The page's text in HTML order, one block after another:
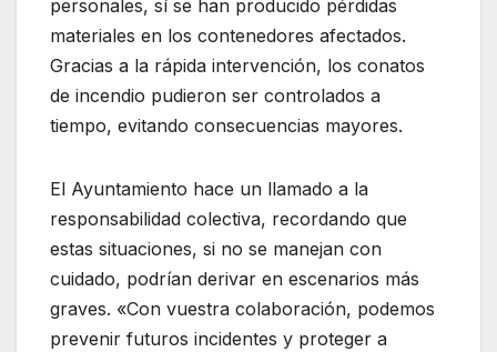
personales, sí se han producido pérdidas
materiales en los contenedores afectados.
Gracias a la rápida intervención, los conatos
de incendio pudieron ser controlados a
tiempo, evitando consecuencias mayores.
El Ayuntamiento hace un llamado a la
responsabilidad colectiva, recordando que
estas situaciones, si no se manejan con
cuidado, podrían derivar en escenarios más
graves. «Con vuestra colaboración, podemos
prevenir futuros incidentes y proteger a